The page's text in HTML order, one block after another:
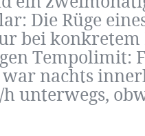
Die Rüge
bei
Tempolimit:
nachts
unterwegs,